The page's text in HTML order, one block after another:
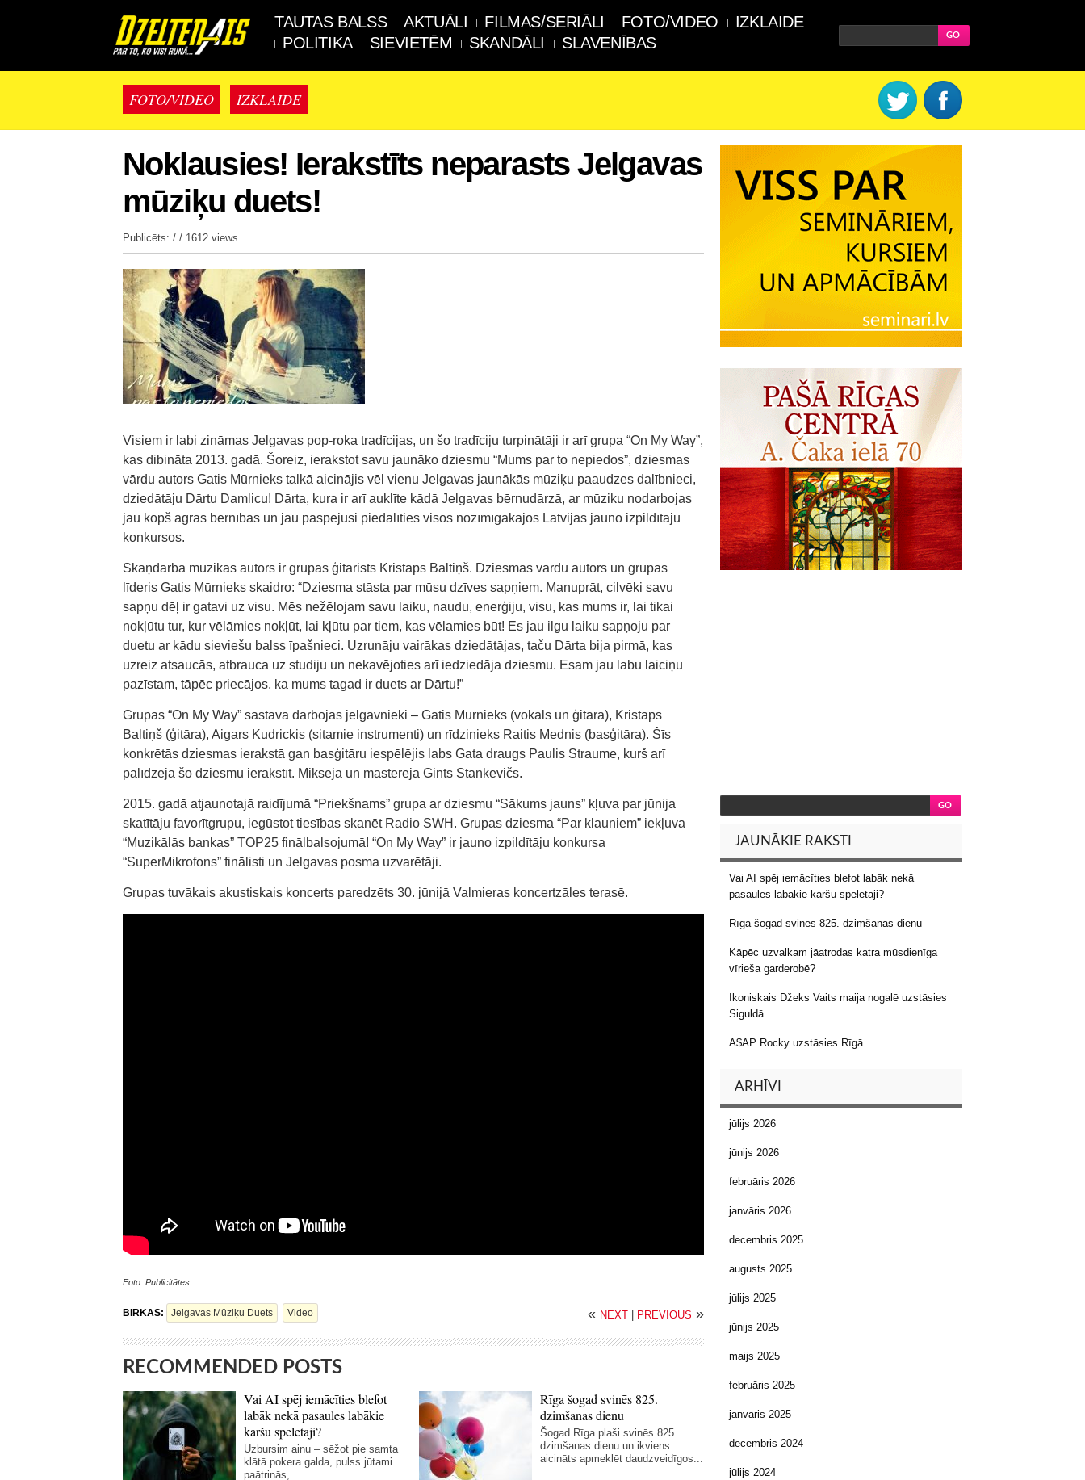
TAUTAS BALSS AKTUĀLI FILMAS/SERIĀLI FOTO/VIDEO
IZKLAIDE
POLITIKA
SIEVIETĒM SKANDĀLI SLAVENĪBAS
FOTO/VIDEO IZKLAIDE
Noklausies! Ierakstīts neparasts Jelgavas
mūziķu duets!
Publicēts: / / 1612 views
Visiem ir labi zināmas Jelgavas pop-roka tradīcijas, un šo tradīciju turpinātāji ir arī grupa “On My Way”,
kas dibināta 2013. gadā. Šoreiz, ierakstot savu jaunāko dziesmu “Mums par to nepiedos”, dziesmas
vārdu autors Gatis Mūrnieks talkā aicinājis vēl vienu Jelgavas jaunākās mūziķu paaudzes dalībnieci,
dziedātāju Dārtu Damlicu! Dārta, kura ir arī auklīte kādā Jelgavas bērnudārzā, ar mūziku nodarbojas
jau kopš agras bērnības un jau paspējusi piedalīties visos nozīmīgākajos Latvijas jauno izpildītāju
konkursos.
Skaņdarba mūzikas autors ir grupas ģitārists Kristaps Baltiņš. Dziesmas vārdu autors un grupas
līderis Gatis Mūrnieks skaidro: “Dziesma stāsta par mūsu dzīves sapņiem. Manuprāt, cilvēki savu
sapņu dēļ ir gatavi uz visu. Mēs nežēlojam savu laiku, naudu, enerģiju, visu, kas mums ir, lai tikai
nokļūtu tur, kur vēlāmies nokļūt, lai kļūtu par tiem, kas vēlamies būt! Es jau ilgu laiku sapņoju par
duetu ar kādu sieviešu balss īpašnieci. Uzrunāju vairākas dziedātājas, taču Dārta bija pirmā, kas
uzreiz atsaucās, atbrauca uz studiju un nekavējoties arī iedziedāja dziesmu. Esam jau labu laiciņu
pazīstam, tāpēc priecājos, ka mums tagad ir duets ar Dārtu!”
Grupas “On My Way” sastāvā darbojas jelgavnieki – Gatis Mūrnieks (vokāls un ģitāra), Kristaps
Baltiņš (ģitāra), Aigars Kudrickis (sitamie instrumenti) un rīdzinieks Raitis Mednis (basģitāra). Šīs
konkrētās dziesmas ierakstā gan basģitāru iespēlējis labs Gata draugs Paulis Straume, kurš arī
palīdzēja šo dziesmu ierakstīt. Miksēja un māsterēja Gints Stankevičs.
2015. gadā atjaunotajā raidījumā “Priekšnams” grupa ar dziesmu “Sākums jauns” kļuva par jūnija
skatītāju favorītgrupu, iegūstot tiesības skanēt Radio SWH. Grupas dziesma “Par klauniem” iekļuva
“Muzikālās bankas” TOP25 finālbalsojumā! “On My Way” ir jauno izpildītāju konkursa
“SuperMikrofons” finālisti un Jelgavas posma uzvarētāji.
Grupas tuvākais akustiskais koncerts paredzēts 30. jūnijā Valmieras koncertzāles terasē.
Foto: Publicitātes
BIRKAS: Jelgavas Mūziķu Duets Video « NEXT PREVIOUS »
RECOMMENDED POSTS
Vai AI spēj iemācīties blefot
labāk nekā pasaules labākie
kāršu spēlētāji?
Uzbursim ainu – sēžot pie samta
klātā pokera galda, pulss jūtami
paātrinās,...
Rīga šogad svinēs 825.
dzimšanas dienu
Šogad Rīga plaši svinēs 825.
dzimšanas dienu un ikviens
aicināts apmeklēt daudzveidīgos...
JAUNĀKIE RAKSTI
Vai AI spēj iemācīties blefot labāk nekā
pasaules labākie kāršu spēlētāji?
Rīga šogad svinēs 825. dzimšanas dienu
Kāpēc uzvalkam jāatrodas katra mūsdienīga
vīrieša garderobē?
Ikoniskais Džeks Vaits maija nogalē uzstāsies
Siguldā
A$AP Rocky uzstāsies Rīgā
ARHĪVI
jūlijs 2026
jūnijs 2026
februāris 2026
janvāris 2026
decembris 2025
augusts 2025
jūlijs 2025
jūnijs 2025
maijs 2025
februāris 2025
janvāris 2025
decembris 2024
jūlijs 2024